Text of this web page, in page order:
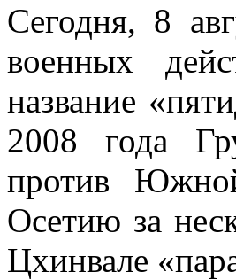
Сегодня, 8
военных
название
2008 года
против
Осетию за
Цхинвале